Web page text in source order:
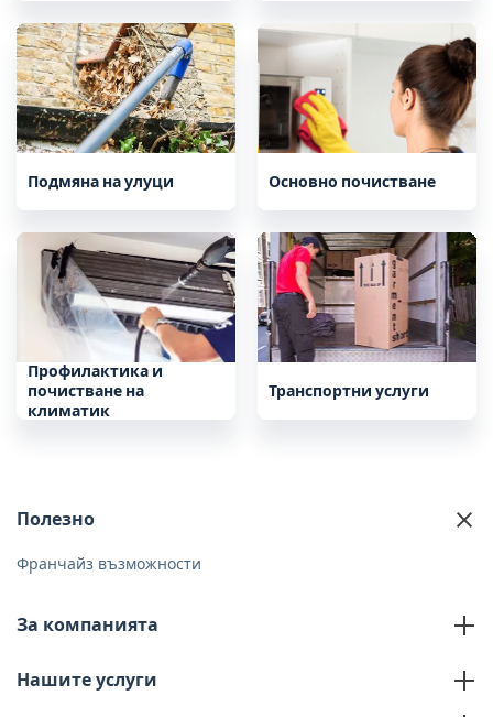
Подмяна на улуци Основно почистване
Профилактика и
почистване на
климатик
Транспортни услуги
Полезно
Франчайз възможности
За компанията
За нас
Нашите услуги